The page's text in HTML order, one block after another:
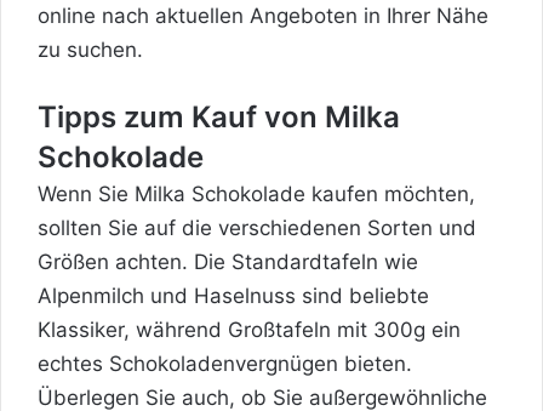
online nach aktuellen Angeboten in Ihrer Nähe
zu suchen.
Tipps zum Kauf von Milka
Schokolade
Wenn Sie Milka Schokolade kaufen möchten,
sollten Sie auf die verschiedenen Sorten und
Größen achten. Die Standardtafeln wie
Alpenmilch und Haselnuss sind beliebte
Klassiker, während Großtafeln mit 300g ein
echtes Schokoladenvergnügen bieten.
Überlegen Sie auch, ob Sie außergewöhnliche